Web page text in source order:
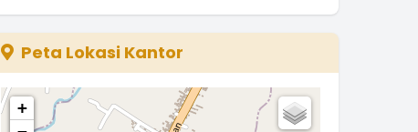
Peta Lokasi Kantor
+